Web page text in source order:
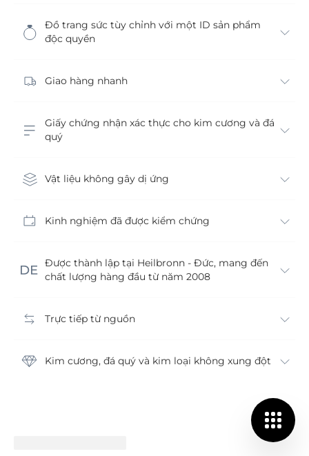
Đồ trang sức tùy chỉnh với một ID sản phẩm
độc quyền
Giao hàng nhanh
Giấy chứng nhận xác thực cho kim cương và đá
quý
Vật liệu không gây dị ứng
Kinh nghiệm đã được kiểm chứng
Được thành lập tại Heilbronn - Đức, mang đến
chất lượng hàng đầu từ năm 2008
Trực tiếp từ nguồn
Kim cương, đá quý và kim loại không xung đột